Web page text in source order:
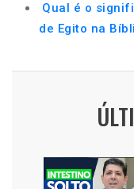
Qual é o
de Egito na